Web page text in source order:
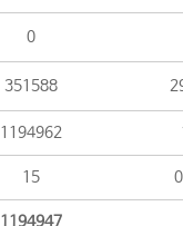
0
351588
1194962
15
1194947